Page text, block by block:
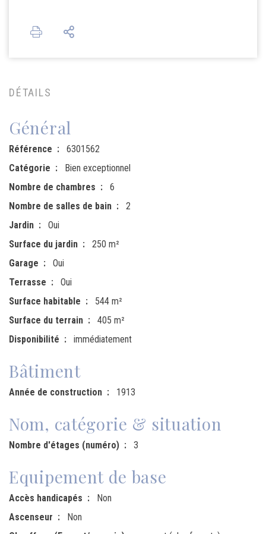
DÉTAILS
Général
Référence
6301562
Catégorie
Bien exceptionnel
Nombre de chambres
6
Nombre de salles de bain
2
Jardin
Oui
Surface du jardin
250 m²
Garage
Oui
Terrasse
Oui
Surface habitable
544 m²
Surface du terrain
405 m²
Disponibilité
immédiatement
Bâtiment
Année de construction 1913
Nom, catégorie & situation
Nombre d'étages (numéro) 3
Equipement de base
Accès handicapés
Non
Ascenseur
Non